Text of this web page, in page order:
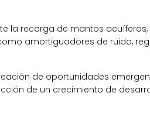
la recarga de mantos
amortiguadores de ruido,
de oportunidades
de un crecimiento de